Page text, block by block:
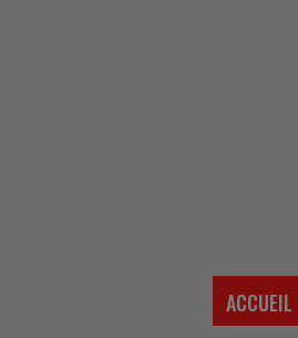
ACCUEIL